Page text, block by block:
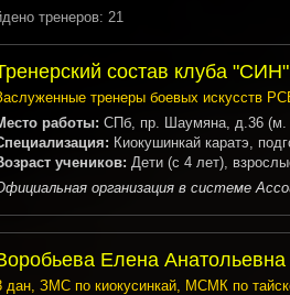
тренеров: 21
состав клуба "СИН"
тренеры боевых искусств
работы: СПб, пр. Шаумяна, д.36 (м.
Киокушинкай каратэ,
учеников: Дети (с 4 лет),
организация в системе
Елена Анатольевна
дан, ЗМС по киокусинкай, МСМК по